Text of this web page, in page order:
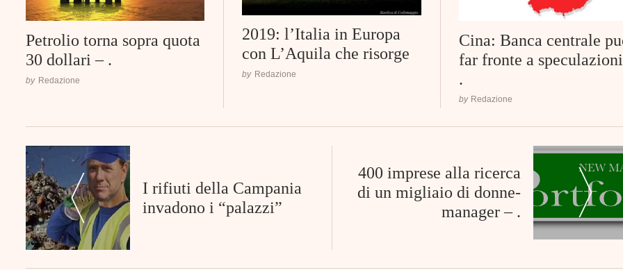
Petrolio torna sopra quota
30 dollari – .
by Redazione
2019: l’Italia in Europa
con L’Aquila che risorge
by Redazione
Cina: Banca centrale
far fronte a
.
by Redazione
Post
Navigation
I rifiuti della Campania
invadono i “palazzi”
400 imprese alla ricerca
di un migliaio di donne-
manager – .